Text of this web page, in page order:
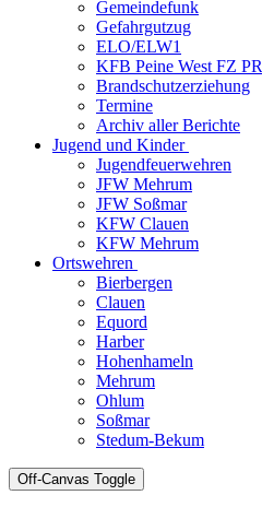
Gemeindefunk
Gefahrgutzug
ELO/ELW1
KFB Peine West FZ PR
Brandschutzerziehung
Termine
Archiv aller Berichte
Jugend und Kinder
Jugendfeuerwehren
JFW Mehrum
JFW Soßmar
KFW Clauen
KFW Mehrum
Ortswehren
Bierbergen
Clauen
Equord
Harber
Hohenhameln
Mehrum
Ohlum
Soßmar
Stedum-Bekum
Off-Canvas Toggle